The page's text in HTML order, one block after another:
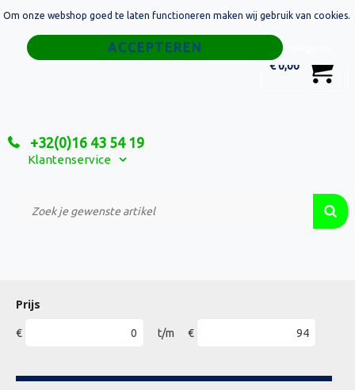
€ 0,00
+32(0)16 43 54 19
Klantenservice
Home
Relatiegeschenken
Custom Made Projecten
Prijs
€ t/m €
Om onze webshop goed te laten functioneren maken wij gebruik van cookies.